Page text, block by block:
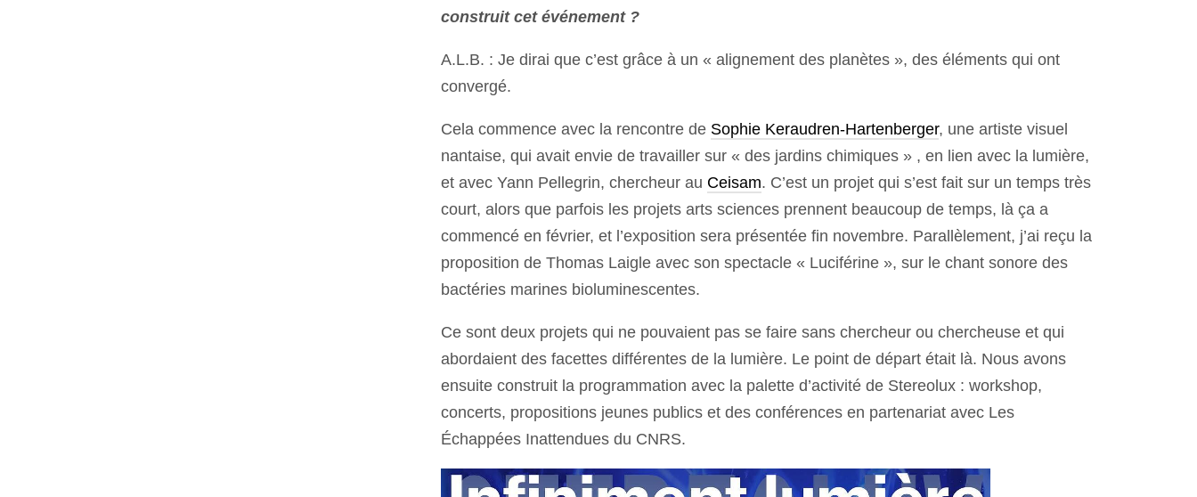
construit cet événement ?
A.L.B. : Je dirai que c’est grâce à un « alignement des planètes », des éléments qui ont
convergé.
Cela commence avec la rencontre de Sophie Keraudren-Hartenberger, une artiste visuel
nantaise, qui avait envie de travailler sur « des jardins chimiques » , en lien avec la lumière,
et avec Yann Pellegrin, chercheur au Ceisam. C’est un projet qui s’est fait sur un temps très
court, alors que parfois les projets arts sciences prennent beaucoup de temps, là ça a
commencé en février, et l’exposition sera présentée fin novembre. Parallèlement, j’ai reçu la
proposition de Thomas Laigle avec son spectacle « Luciférine », sur le chant sonore des
bactéries marines bioluminescentes.
Ce sont deux projets qui ne pouvaient pas se faire sans chercheur ou chercheuse et qui
abordaient des facettes différentes de la lumière. Le point de départ était là. Nous avons
ensuite construit la programmation avec la palette d’activité de Stereolux : workshop,
concerts, propositions jeunes publics et des conférences en partenariat avec Les
Échappées Inattendues du CNRS.